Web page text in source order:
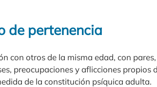
de pertenencia
con otros de la misma edad, con
preocupaciones y aflicciones propios
de la constitución psíquica adulta.